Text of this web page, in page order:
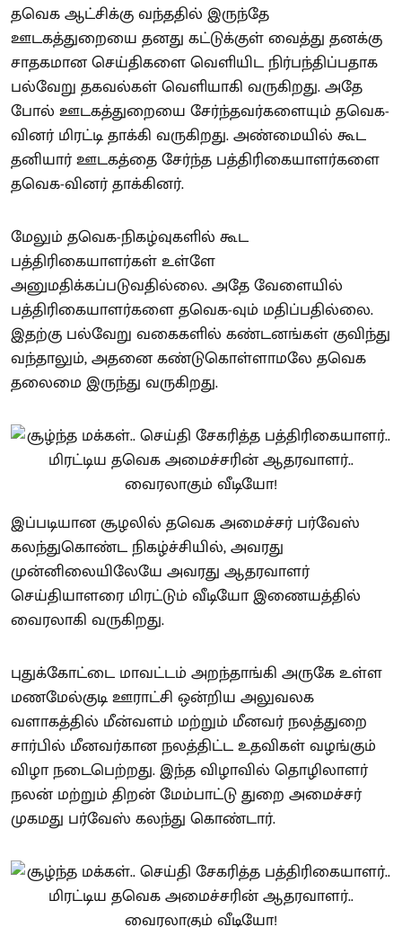
தவெக ஆட்சிக்கு வந்ததில் இருந்தே
ஊடகத்துறையை தனது கட்டுக்குள் வைத்து தனக்கு
சாதகமான செய்திகளை வெளியிட நிர்பந்திப்பதாக
பல்வேறு தகவல்கள் வெளியாகி வருகிறது. அதே
போல் ஊடகத்துறையை சேர்ந்தவர்களையும் தவெக-
வினர் மிரட்டி தாக்கி வருகிறது. அண்மையில் கூட
தனியார் ஊடகத்தை சேர்ந்த பத்திரிகையாளர்களை
தவெக-வினர் தாக்கினர்.
மேலும் தவெக-நிகழ்வுகளில் கூட
பத்திரிகையாளர்கள் உள்ளே
அனுமதிக்கப்படுவதில்லை. அதே வேளையில்
பத்திரிகையாளர்களை தவெக-வும் மதிப்பதில்லை.
இதற்கு பல்வேறு வகைகளில் கண்டனங்கள் குவிந்து
வந்தாலும், அதனை கண்டுகொள்ளாமலே தவெக
தலைமை இருந்து வருகிறது.
இப்படியான சூழலில் தவெக அமைச்சர் பர்வேஸ்
கலந்துகொண்ட நிகழ்ச்சியில், அவரது
முன்னிலையிலேயே அவரது ஆதரவாளர்
செய்தியாளரை மிரட்டும் வீடியோ இணையத்தில்
வைரலாகி வருகிறது.
புதுக்கோட்டை மாவட்டம் அறந்தாங்கி அருகே உள்ள
மணமேல்குடி ஊராட்சி ஒன்றிய அலுவலக
வளாகத்தில் மீன்வளம் மற்றும் மீனவர் நலத்துறை
சார்பில் மீனவர்கான நலத்திட்ட உதவிகள் வழங்கும்
விழா நடைபெற்றது. இந்த விழாவில் தொழிலாளர்
நலன் மற்றும் திறன் மேம்பாட்டு துறை அமைச்சர்
முகமது பர்வேஸ் கலந்து கொண்டார்.